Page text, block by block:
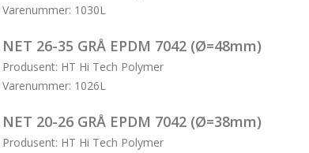
Varenummer: 1030L
NET 26-35 GRÅ EPDM 7042 (Ø=48mm)
Produsent: HT Hi Tech Polymer
Varenummer: 1026L
NET 20-26 GRÅ EPDM 7042 (Ø=38mm)
Produsent: HT Hi Tech Polymer